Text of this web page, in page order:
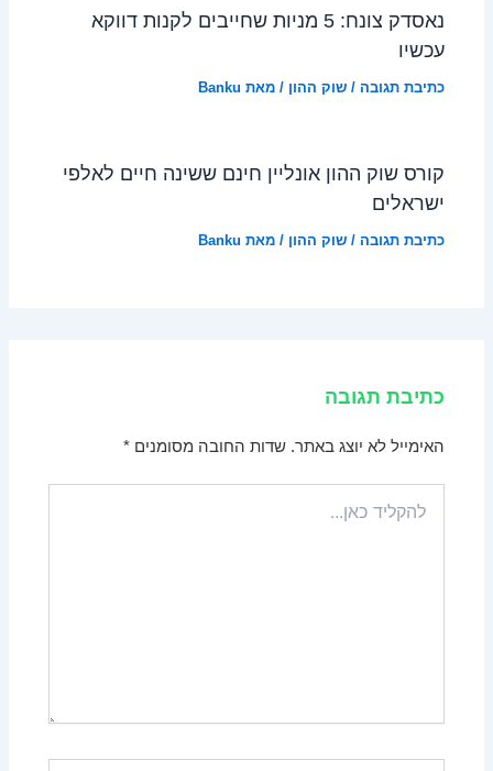
נאסדק צונח: 5 מניות שחייבים לקנות דווקא
עכשיו
כתיבת תגובה /שוק ההון / מאת Banku
קורס שוק ההון אונליין חינם ששינה חיים לאלפי
ישראלים
כתיבת תגובה /שוק ההון / מאת Banku
כתיבת תגובה
האימייל לא יוצג באתר. שדות החובה מסומנים*
כאן...